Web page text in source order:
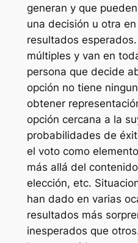
generan y que
una decisión u otra
resultados
múltiples y van en
persona que decide
opción no tiene
obtener
opción cercana a la
probabilidades de
el voto como
más allá del
elección, etc.
han dado en varias
resultados más
inesperados que